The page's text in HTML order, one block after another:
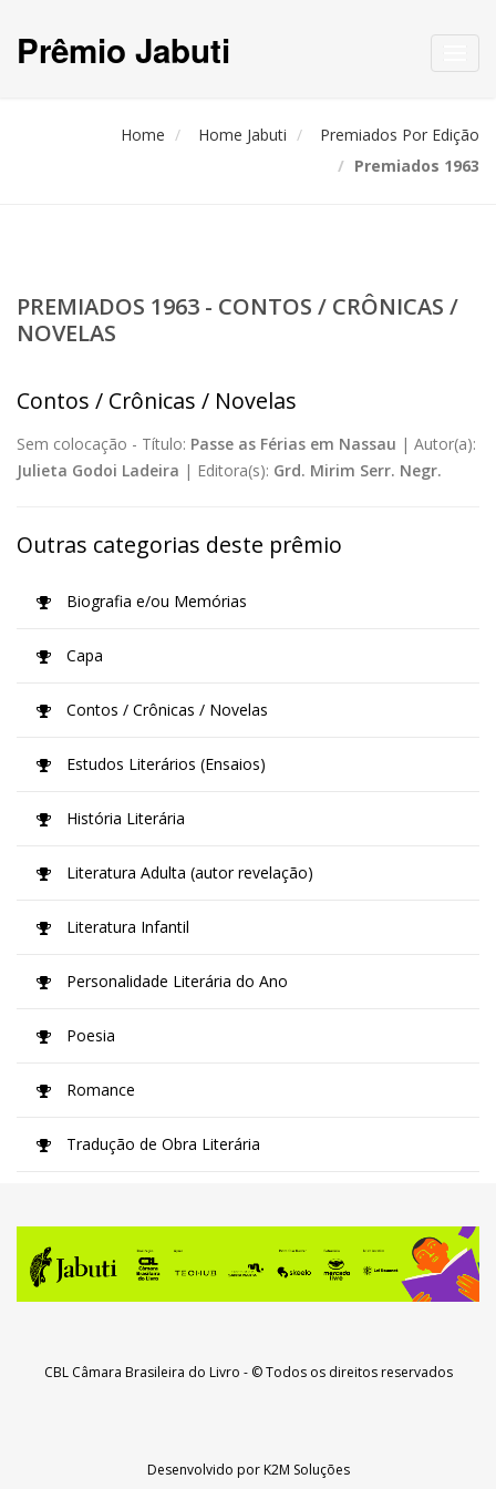
Prêmio Jabuti
Home Home Jabuti
Premiados Por Edição
Premiados 1963
PREMIADOS 1963 - CONTOS / CRÔNICAS /
NOVELAS
Contos / Crônicas / Novelas
Sem colocação - Título: Passe as Férias em Nassau | Autor(a):
Julieta Godoi Ladeira | Editora(s): Grd. Mirim Serr. Negr.
Outras categorias deste prêmio
Biografia e/ou Memórias
Capa
Contos / Crônicas / Novelas
Estudos Literários (Ensaios)
História Literária
Literatura Adulta (autor revelação)
Literatura Infantil
Personalidade Literária do Ano
Poesia
Romance
Tradução de Obra Literária
CBL Câmara Brasileira do Livro - © Todos os direitos reservados
Desenvolvido porK2M Soluções